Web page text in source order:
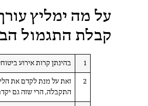
על מה ימליץ
קבלת התגמול
1 בהינתן קרות אירוע
2
זאת על מנת לקדם את
התקבלה, הרי שזה גם יקדם את